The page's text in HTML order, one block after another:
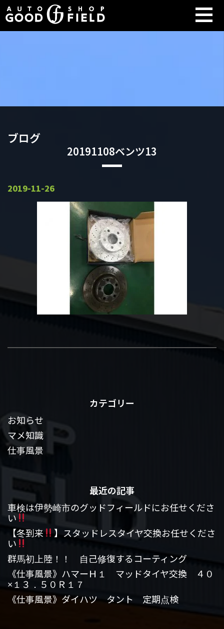
ブログ
20191108ベンツ13
2019-11-26
カテゴリー
お知らせ
マメ知識
仕事風景
最近の記事
車検は伊勢崎市のグッドフィールドにお任せくださ
い
【冬到来
】スタッドレスタイヤ交換お任せくださ
い
群馬初上陸！！ 自己修復するコーティング
《仕事風景》ハマーＨ１ マッドタイヤ交換 ４０
×１３．５０Ｒ１７
《仕事風景》ダイハツ タント 定期点検